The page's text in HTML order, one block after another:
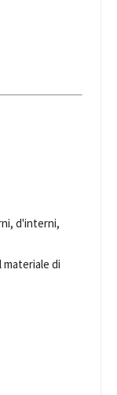
d'interni,
materiale di